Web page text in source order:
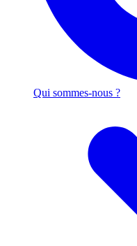
Qui sommes-nous ?